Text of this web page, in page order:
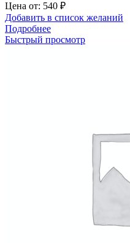
Цена от: 540 ₽
Добавить в список желаний
Подробнее
Быстрый просмотр